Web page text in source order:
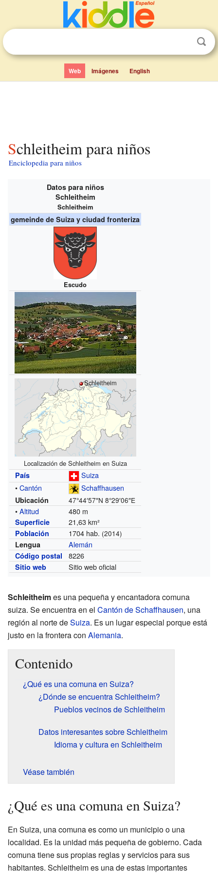
Web Imágenes English
Schleitheim para niños
Enciclopedia para niños
Datos para niños
Schleitheim
Schleitheim
gemeinde de Suiza y ciudad fronteriza
Escudo
Schleitheim
Localización de Schleitheim en Suiza
País
Suiza
•Cantón Schaffhausen
Ubicación 47°44′57″N 8°29′06″E
•Altitud 480 m
Superficie 21,63 km²
Población 1704 hab. (2014)
Lengua
Alemán
Código postal 8226
Sitio web Sitio web oficial
Schleitheimes una pequeña y encantadora comuna
suiza. Se encuentra en el Cantón de Schaffhausen, una
región al norte deSuiza. Es un lugar especial porque está
justo en la frontera con Alemania.
Contenido
¿Qué es una comuna en Suiza?
¿Dónde se encuentra Schleitheim?
Pueblos vecinos de Schleitheim
Datos interesantes sobre Schleitheim
Idioma y cultura en Schleitheim
Véase también
¿Qué es una comuna en Suiza?
En Suiza, una comuna es como un municipio o una
localidad. Es la unidad más pequeña de gobierno. Cada
comuna tiene sus propias reglas y servicios para sus
habitantes. Schleitheim es una de estas importantes